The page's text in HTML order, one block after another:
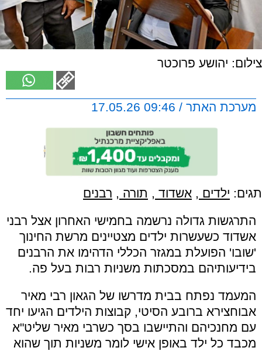
צילום: יהושע פרוכטר
מערכת האתר / 09:46 17.05.26
תגים: ילדים , אשדוד , תורה , רבנים
התרגשות גדולה נרשמה בחמישי האחרון אצל רבני
אשדוד כשעשרות ילדים מצטיינים מרשת החינוך
'שובו' הפועלת במגזר הכללי הדהימו את הרבנים
בידיעותיהם במסכתות משניות רבות בעל פה.
המעמד נפתח בבית מדרשו של הגאון רבי מאיר
אבוחצירא ברובע הסיטי, קבוצות הילדים הגיעו יחד
עם מחנכיהם והתיישבו בסך כשרבי מאיר שליט"א
מכבד כל ילד באופן אישי לומר משניות תוך שהוא